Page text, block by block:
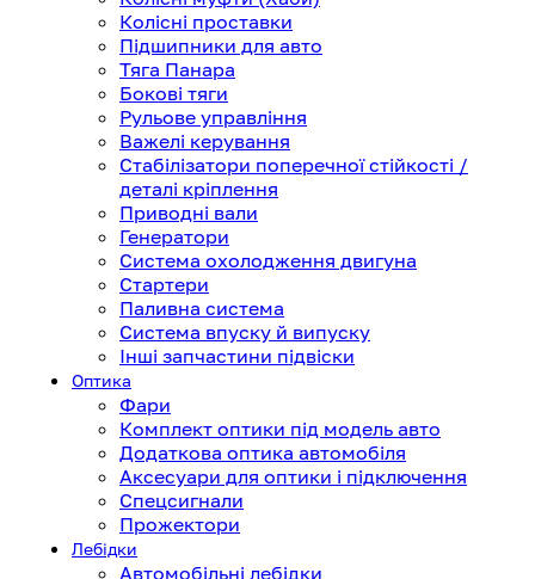
Колісні проставки
Підшипники для авто
Тяга Панара
Бокові тяги
Рульове управління
Важелі керування
Стабілізатори поперечної стійкості /
деталі кріплення
Приводні вали
Генератори
Система охолодження двигуна
Стартери
Паливна система
Система впуску й випуску
Інші запчастини підвіски
Оптика
Фари
Комплект оптики під модель авто
Додаткова оптика автомобіля
Аксесуари для оптики і підключення
Спецсигнали
Прожектори
Лебідки
Автомобільні лебідки